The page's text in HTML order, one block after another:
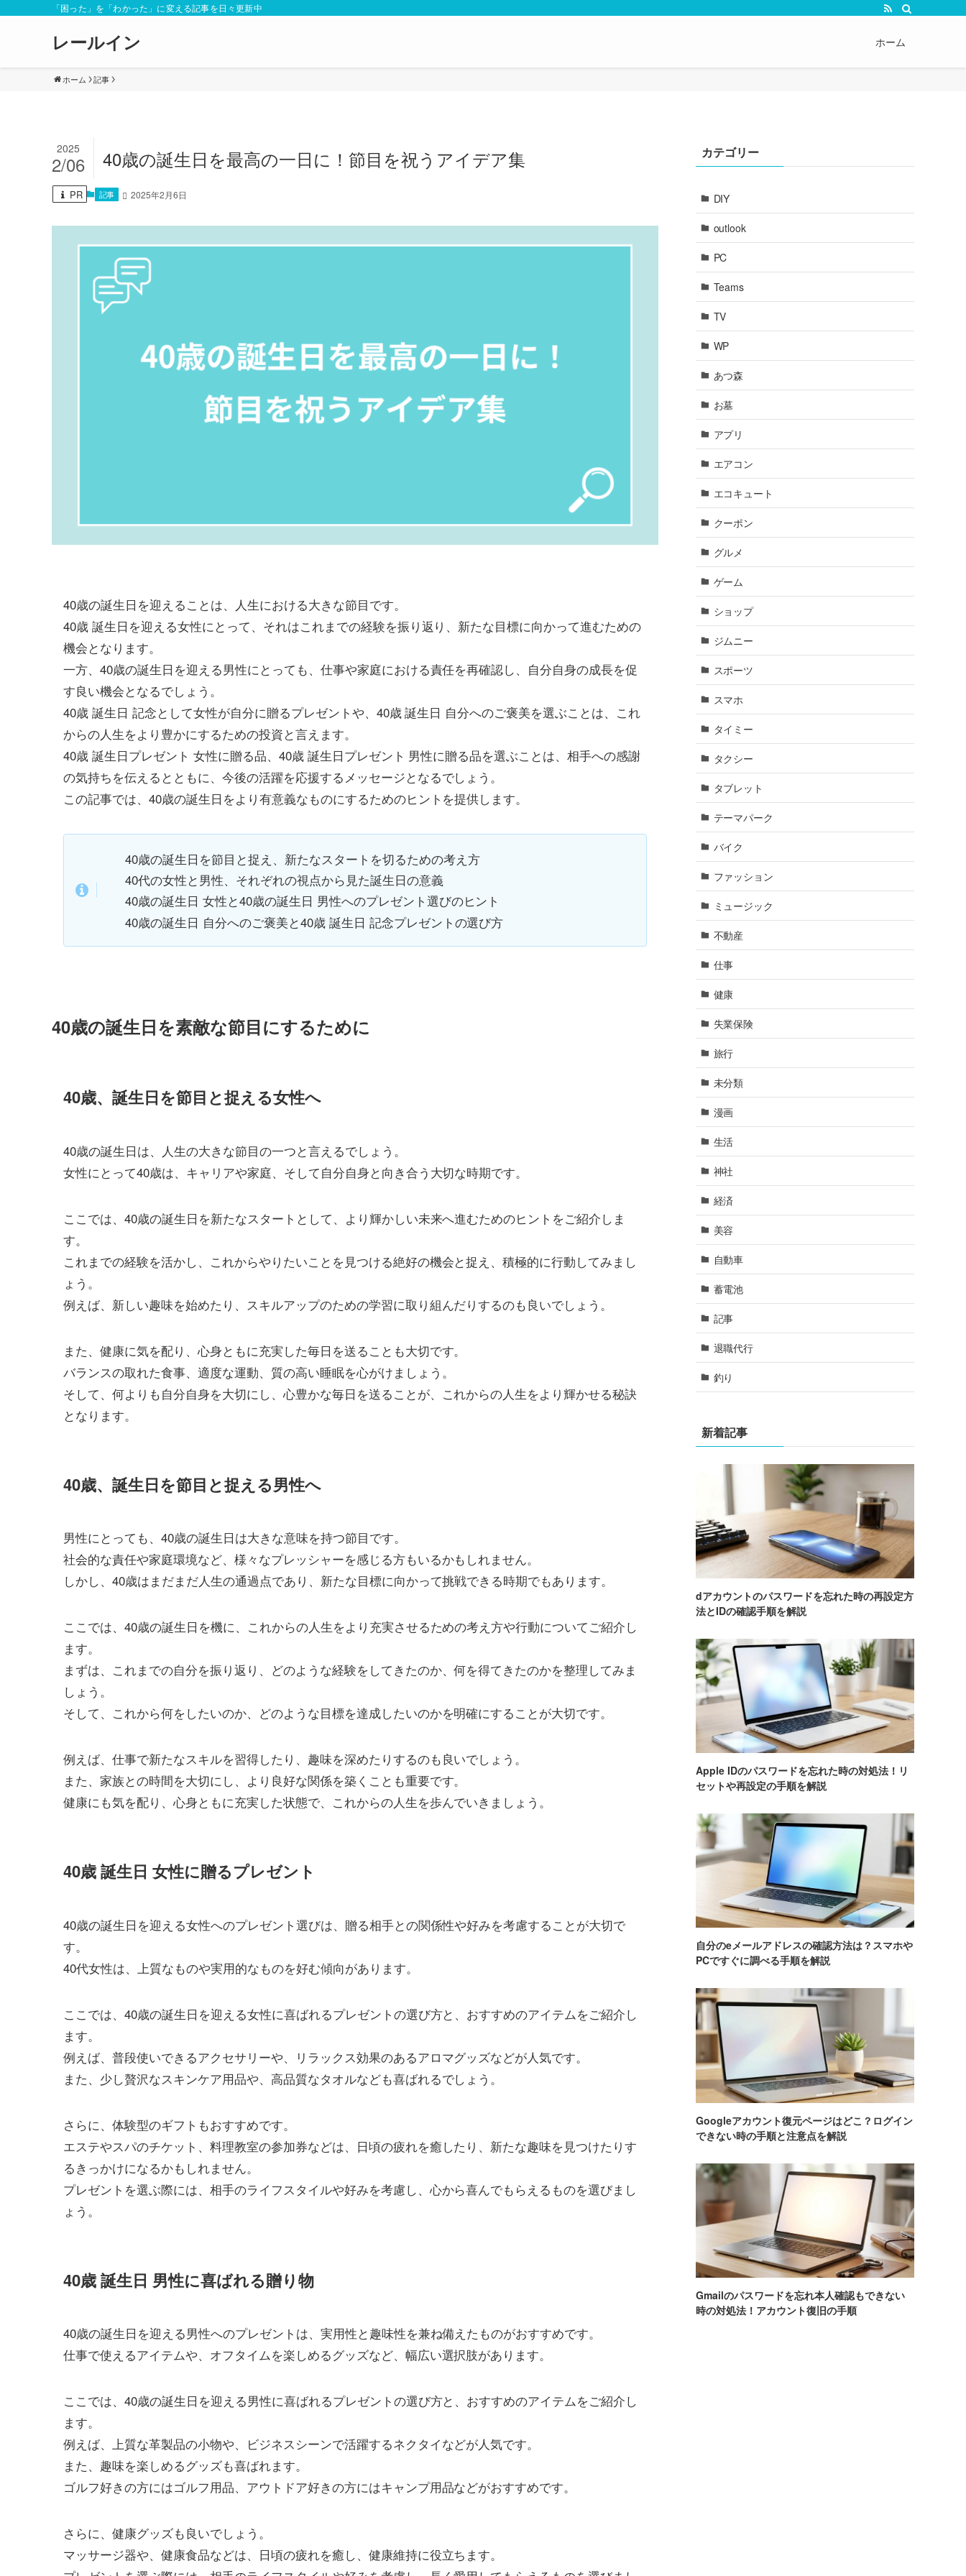
「困った」を「わかった」に変える記事を日々更新中
レールイン ホーム
ホーム 記事
40歳の誕生日を最高の一日に！節目を祝うアイデア集
2025
2/06
PR 記事 2025年2月6日
40歳の誕生日を迎えることは、人生における大きな節目です。
40歳 誕生日を迎える女性にとって、それはこれまでの経験を振り返り、新たな目標に向かって進むための
機会となります。
一方、40歳の誕生日を迎える男性にとっても、仕事や家庭における責任を再確認し、自分自身の成長を促
す良い機会となるでしょう。
40歳 誕生日 記念として女性が自分に贈るプレゼントや、40歳 誕生日 自分へのご褒美を選ぶことは、これ
からの人生をより豊かにするための投資と言えます。
40歳 誕生日プレゼント 女性に贈る品、40歳 誕生日プレゼント 男性に贈る品を選ぶことは、相手への感謝
の気持ちを伝えるとともに、今後の活躍を応援するメッセージとなるでしょう。
この記事では、40歳の誕生日をより有意義なものにするためのヒントを提供します。
40歳の誕生日を節目と捉え、新たなスタートを切るための考え方
40代の女性と男性、それぞれの視点から見た誕生日の意義
40歳の誕生日 女性と40歳の誕生日 男性へのプレゼント選びのヒント
40歳の誕生日 自分へのご褒美と40歳 誕生日 記念プレゼントの選び方
40歳の誕生日を素敵な節目にするために
40歳、誕生日を節目と捉える女性へ
40歳の誕生日は、人生の大きな節目の一つと言えるでしょう。
女性にとって40歳は、キャリアや家庭、そして自分自身と向き合う大切な時期です。
ここでは、40歳の誕生日を新たなスタートとして、より輝かしい未来へ進むためのヒントをご紹介しま
す。
これまでの経験を活かし、これからやりたいことを見つける絶好の機会と捉え、積極的に行動してみまし
ょう。
例えば、新しい趣味を始めたり、スキルアップのための学習に取り組んだりするのも良いでしょう。
また、健康に気を配り、心身ともに充実した毎日を送ることも大切です。
バランスの取れた食事、適度な運動、質の高い睡眠を心がけましょう。
そして、何よりも自分自身を大切にし、心豊かな毎日を送ることが、これからの人生をより輝かせる秘訣
となります。
40歳、誕生日を節目と捉える男性へ
男性にとっても、40歳の誕生日は大きな意味を持つ節目です。
社会的な責任や家庭環境など、様々なプレッシャーを感じる方もいるかもしれません。
しかし、40歳はまだまだ人生の通過点であり、新たな目標に向かって挑戦できる時期でもあります。
ここでは、40歳の誕生日を機に、これからの人生をより充実させるための考え方や行動についてご紹介し
ます。
まずは、これまでの自分を振り返り、どのような経験をしてきたのか、何を得てきたのかを整理してみま
しょう。
そして、これから何をしたいのか、どのような目標を達成したいのかを明確にすることが大切です。
例えば、仕事で新たなスキルを習得したり、趣味を深めたりするのも良いでしょう。
また、家族との時間を大切にし、より良好な関係を築くことも重要です。
健康にも気を配り、心身ともに充実した状態で、これからの人生を歩んでいきましょう。
40歳 誕生日 女性に贈るプレゼント
40歳の誕生日を迎える女性へのプレゼント選びは、贈る相手との関係性や好みを考慮することが大切で
す。
40代女性は、上質なものや実用的なものを好む傾向があります。
ここでは、40歳の誕生日を迎える女性に喜ばれるプレゼントの選び方と、おすすめのアイテムをご紹介し
ます。
例えば、普段使いできるアクセサリーや、リラックス効果のあるアロマグッズなどが人気です。
また、少し贅沢なスキンケア用品や、高品質なタオルなども喜ばれるでしょう。
さらに、体験型のギフトもおすすめです。
エステやスパのチケット、料理教室の参加券などは、日頃の疲れを癒したり、新たな趣味を見つけたりす
るきっかけになるかもしれません。
プレゼントを選ぶ際には、相手のライフスタイルや好みを考慮し、心から喜んでもらえるものを選びまし
ょう。
40歳 誕生日 男性に喜ばれる贈り物
40歳の誕生日を迎える男性へのプレゼントは、実用性と趣味性を兼ね備えたものがおすすめです。
仕事で使えるアイテムや、オフタイムを楽しめるグッズなど、幅広い選択肢があります。
ここでは、40歳の誕生日を迎える男性に喜ばれるプレゼントの選び方と、おすすめのアイテムをご紹介し
ます。
例えば、上質な革製品の小物や、ビジネスシーンで活躍するネクタイなどが人気です。
また、趣味を楽しめるグッズも喜ばれます。
ゴルフ好きの方にはゴルフ用品、アウトドア好きの方にはキャンプ用品などがおすすめです。
さらに、健康グッズも良いでしょう。
マッサージ器や、健康食品などは、日頃の疲れを癒し、健康維持に役立ちます。
カテゴリー
DIY
outlook
PC
Teams
TV
WP
あつ森
お墓
アプリ
エアコン
エコキュート
クーポン
グルメ
ゲーム
ショップ
ジムニー
スポーツ
スマホ
タイミー
タクシー
タブレット
テーマパーク
バイク
ファッション
ミュージック
不動産
仕事
健康
失業保険
旅行
未分類
漫画
生活
神社
経済
美容
自動車
蓄電池
記事
退職代行
釣り
新着記事
dアカウントのパスワードを忘れた時の再設定方
法とIDの確認手順を解説
Apple IDのパスワードを忘れた時の対処法！リ
セットや再設定の手順を解説
自分のeメールアドレスの確認方法は？スマホや
PCですぐに調べる手順を解説
Googleアカウント復元ページはどこ？ログイン
できない時の手順と注意点を解説
Gmailのパスワードを忘れ本人確認もできない
時の対処法！アカウント復旧の手順